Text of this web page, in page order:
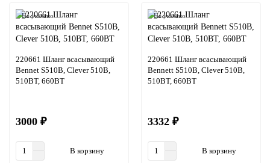
Не указано
220661 Шланг всасывающий
Bennet S510B, Clever 510B,
510BT, 660BT
3000 ₽
В корзину
Не указано
220661 Шланг всасывающий
Bennett S510B, Clever 510B,
510BT, 660BT
3332 ₽
В корзину